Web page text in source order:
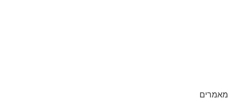
מאמרים